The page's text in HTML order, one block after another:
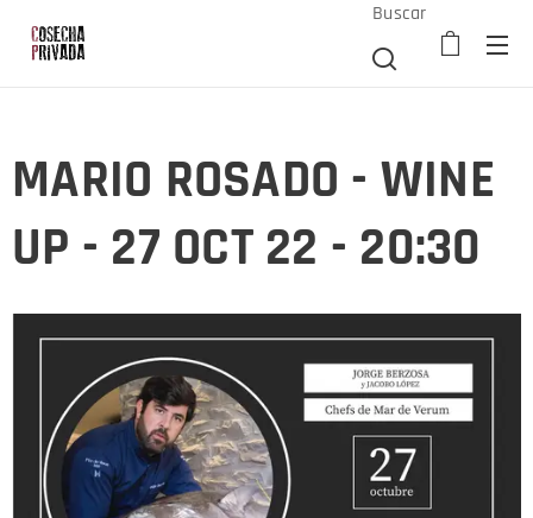
Buscar
MARIO ROSADO - WINE
UP - 27 OCT 22 - 20:30